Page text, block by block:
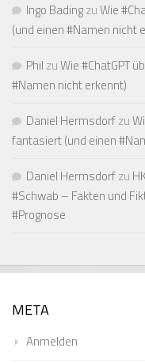
Ingo BadingzuWie
(und einen #Namen nicht
Phil zuWie #ChatGPT
#Namen nicht erkennt)
Daniel Hermsdorfzu
fantasiert (und einen
Daniel Hermsdorfzu
#Schwab – Fakten und
#Prognose
META
Anmelden